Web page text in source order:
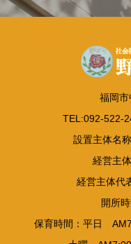
福岡
TEL:092-
設置主体名
経営主
経営主体代
開所
保育時間：平日